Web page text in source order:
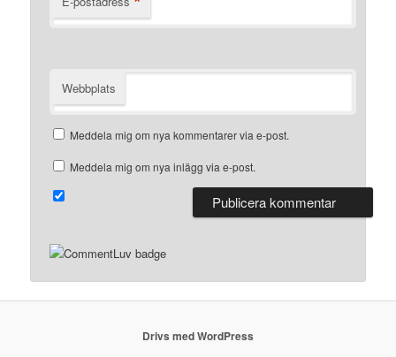
Webbplats
Meddela mig om nya kommentarer via e-post.
Meddela mig om nya inlägg via e-post.
Drivs med WordPress